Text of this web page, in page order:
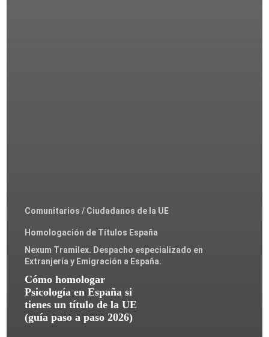
Comunitarios / Ciudadanos de la UE
Homologación de Títulos España
Nexum Tramilex. Despacho especializado en
Extranjería y Emigración a España.
Cómo homologar
Psicología en España si
tienes un título de la UE
(guía paso a paso 2026)